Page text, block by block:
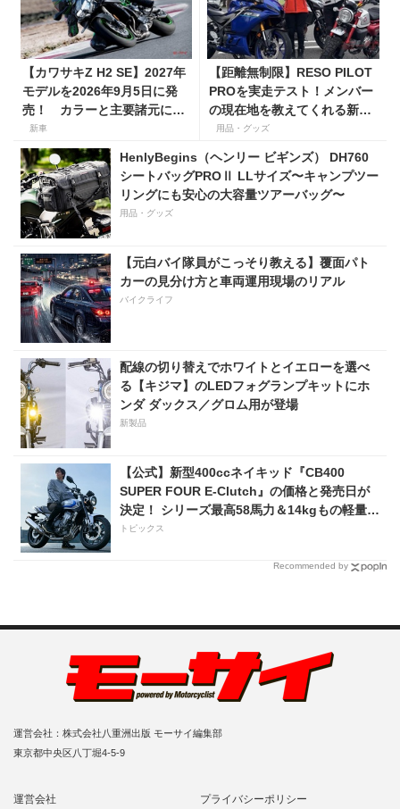
【カワサキZ H2 SE】2027年
モデルを2026年9月5日に発
売！ カラーと主要諸元に変
更はなく、価格は据え置きの
247万5000円！
新車
【距離無制限】RESO PILOT
PROを実走テスト！メンバー
の現在地を教えてくれる新型
インカムがめっちゃ便利な３
つの理由【動画付き】
用品・グッズ
HenlyBegins（ヘンリー ビギンズ） DH760
シートバッグPROⅡ LLサイズ〜キャンプツー
リングにも安心の大容量ツアーバッグ〜
用品・グッズ
【元白バイ隊員がこっそり教える】覆面パト
カーの見分け方と車両運用現場のリアル
バイクライフ
配線の切り替えでホワイトとイエローを選べ
る【キジマ】のLEDフォグランプキットにホ
ンダ ダックス／グロム用が登場
新製品
【公式】新型400ccネイキッド『CB400
SUPER FOUR E-Clutch』の価格と発売日が
決定！ シリーズ最高58馬力＆14kgもの軽量
化!? 完全に「旧CB400SF」を超えた!?
トピックス
Recommended by
運営会社：株式会社八重洲出版 モーサイ編集部
東京都中央区八丁堀4-5-9
運営会社 プライバシーポリシー